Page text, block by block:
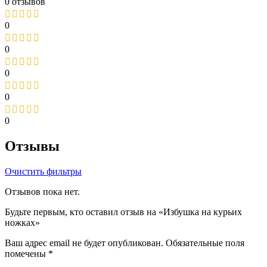
0
0
0
0
0
Отзывы
Очистить фильтры
Отзывов пока нет.
Будьте первым, кто оставил отзыв на «Избушка на курьих
ножках»
Ваш адрес email не будет опубликован. Обязательные поля
помечены *